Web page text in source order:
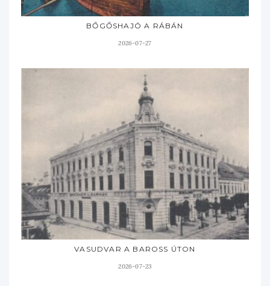
BŐGŐSHAJÓ A RÁBÁN
2026-07-27
VASUDVAR A BAROSS ÚTON
2026-07-23